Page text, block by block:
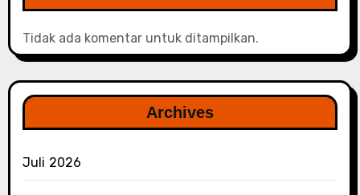
Tidak ada komentar untuk ditampilkan.
Archives
Juli 2026